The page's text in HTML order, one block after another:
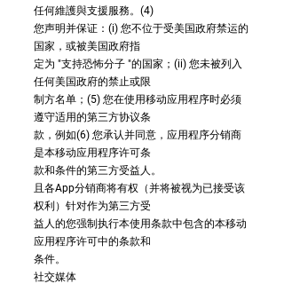
任何維護與支援服務。(4)
您声明并保证：(i) 您不位于受美国政府禁运的
国家，或被美国政府指
定为 "支持恐怖分子 "的国家；(ii) 您未被列入
任何美国政府的禁止或限
制方名单；(5) 您在使用移动应用程序时必须
遵守适用的第三方协议条
款，例如(6) 您承认并同意，应用程序分销商
是本移动应用程序许可条
款和条件的第三方受益人。
且各App分销商将有权（并将被视为已接受该
权利）针对作为第三方受
益人的您强制执行本使用条款中包含的本移动
应用程序许可中的条款和
条件。
社交媒体